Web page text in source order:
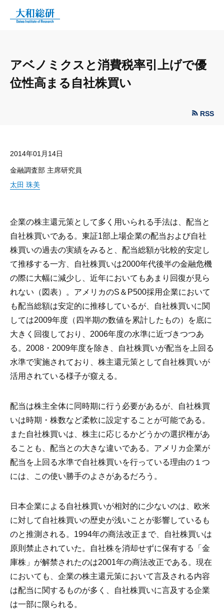
アベノミクスと消費税率引上げで優
位性高まる自社株買い
RSS
2014年01月14日
金融調査部 主席研究員
太田 珠美
企業の株主還元策として多く用いられる手法は、配当と
自社株買いである。東証1部上場企業の配当および自社
株買いの過去の実績をみると、配当総額が比較的安定し
て推移する一方、自社株買いは2000年代後半の金融危機
の際に大幅に減少し、近年においてもあまり回復が見ら
れない（図表）。アメリカのS＆P500採用企業において
も配当総額は安定的に推移しているが、自社株買いに関
しては2009年度（四半期の数値を累計したもの）を底に
大きく回復しており、2006年度の水準に近づきつつあ
る。2008・2009年度を除き、自社株買いが配当を上回る
水準で実施されており、株主還元策として自社株買いが
活用されている様子が窺える。
配当は株主全体に同時期に行う必要があるが、自社株買
いは時期・株数など柔軟に設定することが可能である。
また自社株買いは、株主に応じるかどうかの選択権があ
ることも、配当との大きな違いである。アメリカ企業が
配当を上回る水準で自社株買いを行っている理由の１つ
には、この使い勝手のよさがあるだろう。
日本企業による自社株買いが相対的に少ないのは、欧米
に対して自社株買いの歴史が浅いことが影響しているも
のと推測される。1994年の商法改正まで、自社株買いは
原則禁止されていた。自社株を消却せずに保有する「金
庫株」が解禁されたのは2001年の商法改正である。現在
においても、企業の株主還元策において言及される内容
は配当に関するものが多く、自社株買いに言及する企業
は一部に限られる。